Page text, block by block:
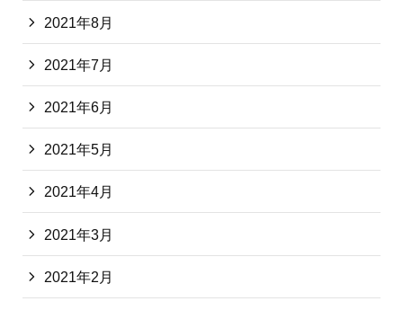
2021年8月
2021年7月
2021年6月
2021年5月
2021年4月
2021年3月
2021年2月